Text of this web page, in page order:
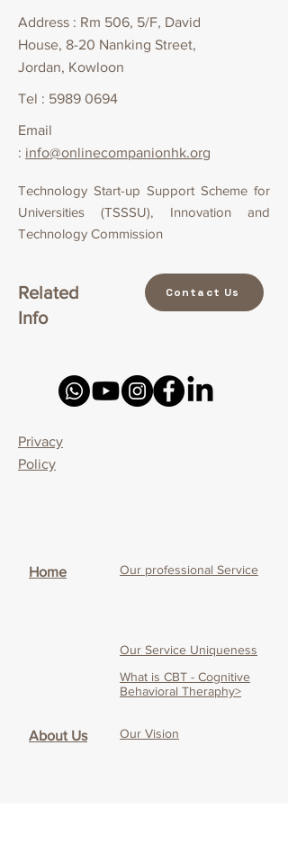
Address : Rm 506, 5/F, David
House, 8-20 Nanking Street,
Jordan, Kowloon
Tel : 5989 0694
Email
: info@onlinecompanionhk.org
Technology Start-up Support Scheme for
Universities (TSSSU), Innovation and
Technology Commission
Related
Info
Contact Us
Privacy
Policy
Home Our professional Service
Our Service Uniqueness
What is CBT - Cognitive
Behavioral Theraphy>
About Us Our Vision